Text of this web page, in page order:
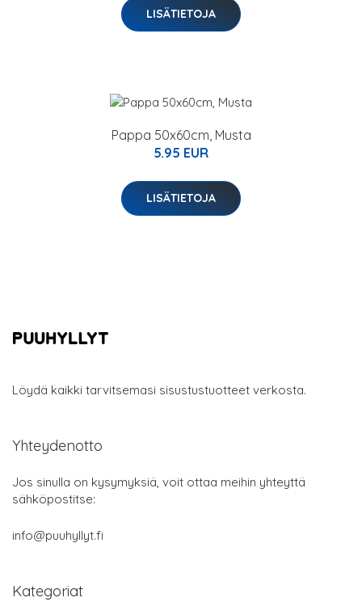
LISÄTIETOJA
Pappa 50x60cm, Musta
5.95 EUR
LISÄTIETOJA
Löydä kaikki tarvitsemasi sisustustuotteet verkosta.
Yhteydenotto
Jos sinulla on kysymyksiä, voit ottaa meihin yhteyttä
sähköpostitse:
info@puuhyllyt.fi
Kategoriat